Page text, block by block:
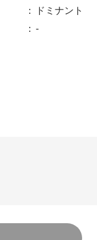
：
ドミナント
： -